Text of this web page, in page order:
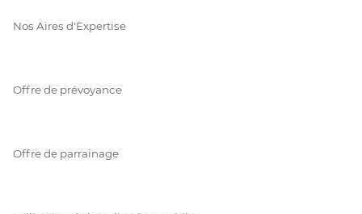
Nos Aires d'Expertise
Offre de prévoyance
Offre de parrainage